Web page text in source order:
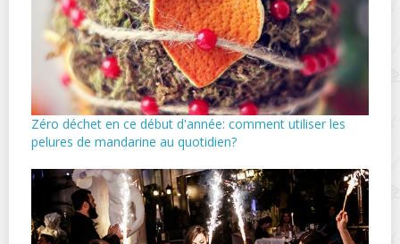
Zéro déchet en ce début d'année: comment utiliser les
pelures de mandarine au quotidien?